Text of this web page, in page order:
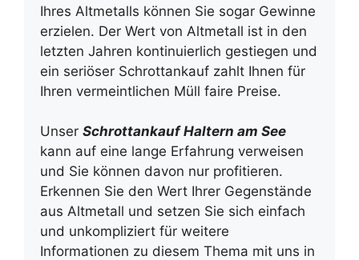
Ihres Altmetalls können Sie sogar Gewinne
erzielen. Der Wert von Altmetall ist in den
letzten Jahren kontinuierlich gestiegen und
ein seriöser Schrottankauf zahlt Ihnen für
Ihren vermeintlichen Müll faire Preise.
Unser Schrottankauf Haltern am See
kann auf eine lange Erfahrung verweisen
und Sie können davon nur profitieren.
Erkennen Sie den Wert Ihrer Gegenstände
aus Altmetall und setzen Sie sich einfach
und unkompliziert für weitere
Informationen zu diesem Thema mit uns in